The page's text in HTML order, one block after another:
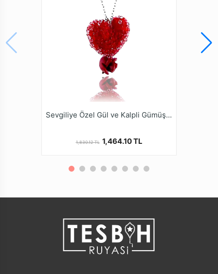
Sevgiliye Özel Gül ve Kalpli Gümüş Kolye
1,830.12 TL 1,464.10 TL